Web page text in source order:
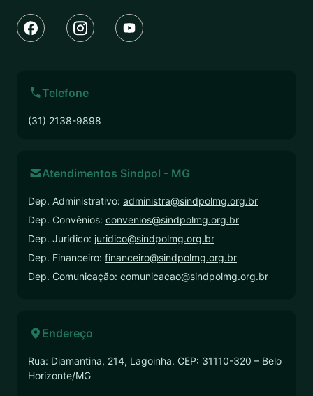
Telefone
(31) 2138-9898
Atendimentos Sindpol - MG
Dep. Administrativo: administra@sindpolmg.org.br
Dep. Convênios: convenios@sindpolmg.org.br
Dep. Jurídico: juridico@sindpolmg.org.br
Dep. Financeiro: financeiro@sindpolmg.org.br
Dep. Comunicação: comunicacao@sindpolmg.org.br
Endereço
Rua: Diamantina, 214, Lagoinha. CEP: 31110-320 – Belo
Horizonte/MG